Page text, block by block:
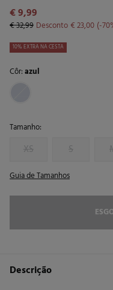
€ 9,99
€ 32,99 Desconto€ 23,00 70
10% EXTRA NA CESTA
Côr:azul
Tamanho:
XS S
Guia de Tamanhos
Descrição